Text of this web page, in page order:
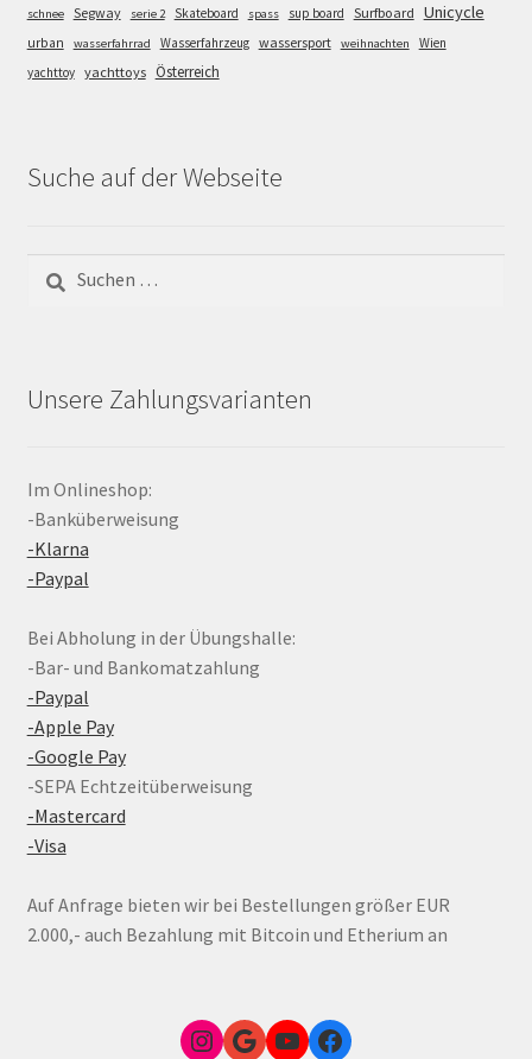
schnee Segway serie 2 Skateboard spass sup board Surfboard Unicycle
urban wasserfahrrad Wasserfahrzeug wassersport weihnachten
Wien
yachttoy yachttoys Österreich
Suche auf der Webseite
nach:
Unsere Zahlungsvarianten
Im Onlineshop:
-Banküberweisung
-Klarna
-Paypal
Bei Abholung in der Übungshalle:
-Bar- und Bankomatzahlung
-Paypal
-Apple Pay
-Google Pay
-SEPA Echtzeitüberweisung
-Mastercard
-Visa
Auf Anfrage bieten wir bei Bestellungen größer EUR
2.000,- auch Bezahlung mit Bitcoin und Etherium an
Instagram
Google Link zum FunShop WienYouTubeFacebook